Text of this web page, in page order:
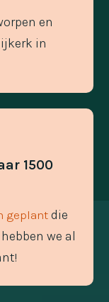
en
in
1500
geplantdie
we al